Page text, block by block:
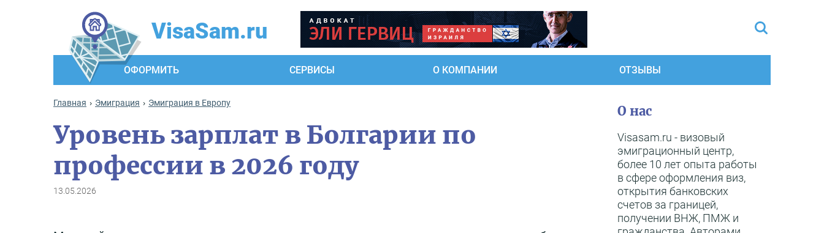
VisaSam.ru
ОФОРМИТЬ СЕРВИСЫ О КОМПАНИИ ОТЗЫВЫ
Главная Эмиграция Эмиграция в Европу
Уровень зарплат в Болгарии по
профессии в 2026 году
13.05.2026
О нас
Visasam.ru - визовый
эмиграционный центр,
более 10 лет опыта работы
в сфере оформления виз,
открытия банковских
счетов за границей,
получении ВНЖ, ПМЖ и